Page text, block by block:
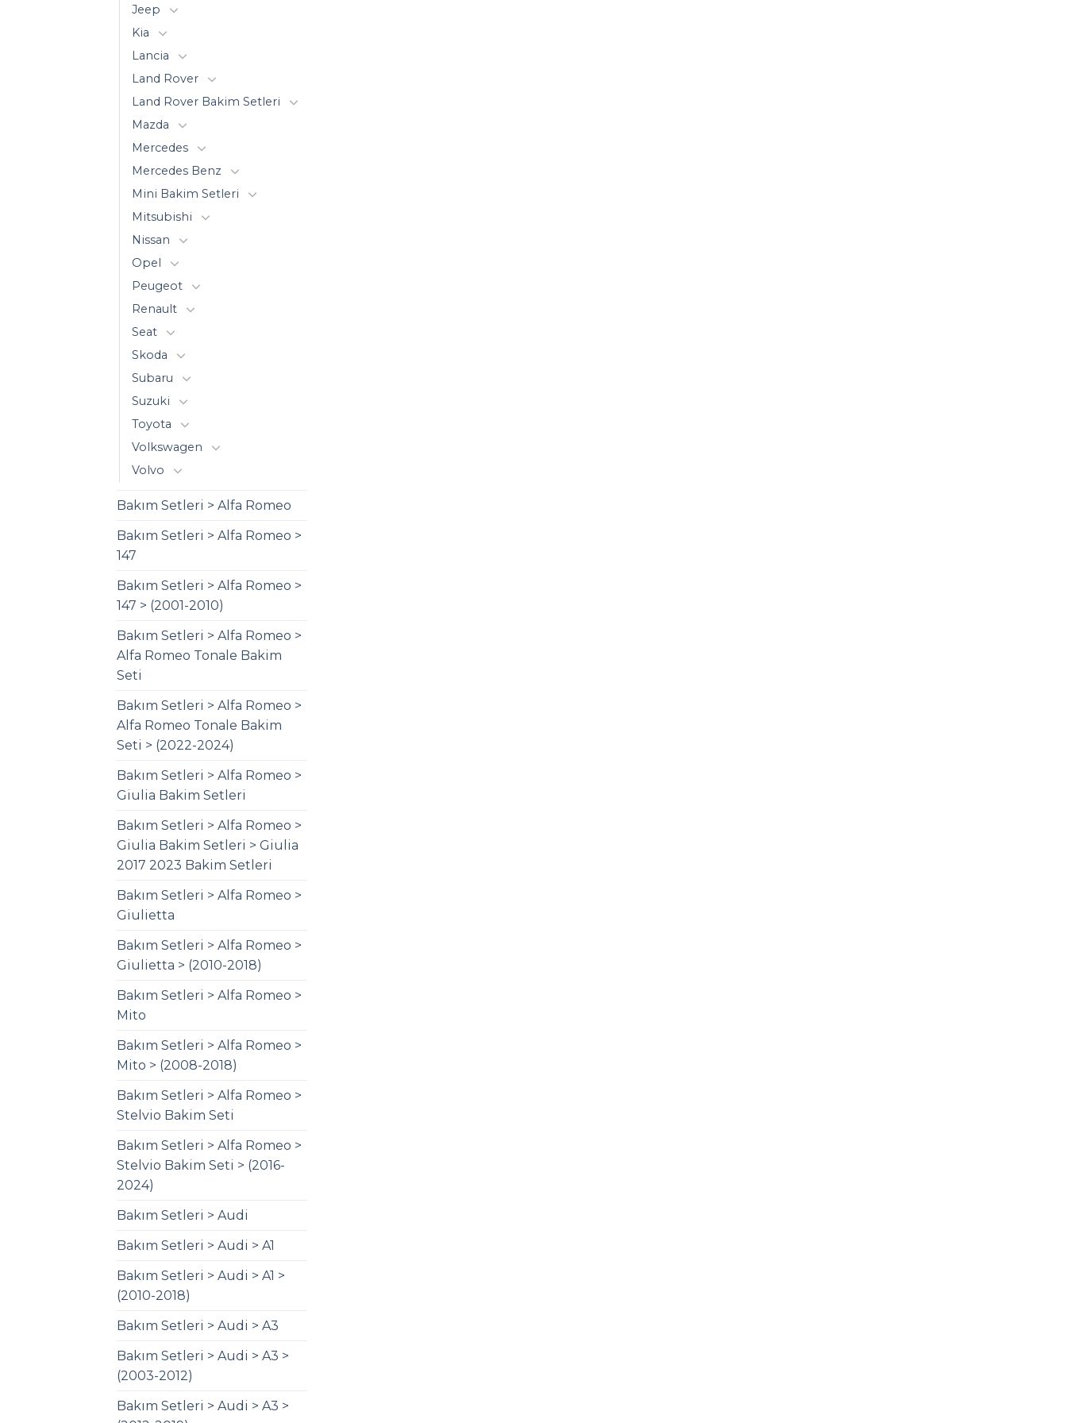
Jeep
Kia
Lancia
Land Rover
Land Rover Bakim Setleri
Mazda
Mercedes
Mercedes Benz
Mini Bakim Setleri
Mitsubishi
Nissan
Opel
Peugeot
Renault
Seat
Skoda
Subaru
Suzuki
Toyota
Volkswagen
Volvo
Bakım Setleri > Alfa Romeo
Bakım Setleri > Alfa Romeo >
147
Bakım Setleri > Alfa Romeo >
147 > (2001-2010)
Bakım Setleri > Alfa Romeo >
Alfa Romeo Tonale Bakim
Seti
Bakım Setleri > Alfa Romeo >
Alfa Romeo Tonale Bakim
Seti > (2022-2024)
Bakım Setleri > Alfa Romeo >
Giulia Bakim Setleri
Bakım Setleri > Alfa Romeo >
Giulia Bakim Setleri > Giulia
2017 2023 Bakim Setleri
Bakım Setleri > Alfa Romeo >
Giulietta
Bakım Setleri > Alfa Romeo >
Giulietta > (2010-2018)
Bakım Setleri > Alfa Romeo >
Mito
Bakım Setleri > Alfa Romeo >
Mito > (2008-2018)
Bakım Setleri > Alfa Romeo >
Stelvio Bakim Seti
Bakım Setleri > Alfa Romeo >
Stelvio Bakim Seti > (2016-
2024)
Bakım Setleri > Audi
Bakım Setleri > Audi > A1
Bakım Setleri > Audi > A1 >
(2010-2018)
Bakım Setleri > Audi > A3
Bakım Setleri > Audi > A3 >
(2003-2012)
Bakım Setleri > Audi > A3 >